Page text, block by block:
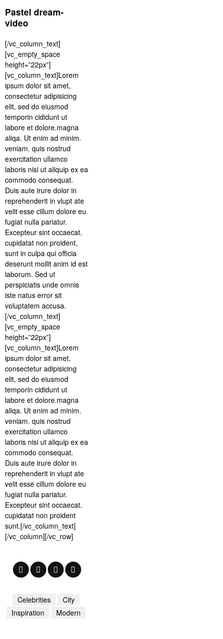
Pastel dream-
video
[/vc_column_text]
[vc_empty_space
height=”22px”]
[vc_column_text]Lorem
ipsum dolor sit amet,
consectetur adipisicing
elit, sed do eiusmod
temporin cididunt ut
labore et dolore.magna
aliqa. Ut enim ad minim.
veniam. quis nostrud
exercitation ullamco
laboris nisi ut aliquip ex ea
commodo consequat.
Duis aute irure dolor in
reprehenderit in vlupt ate
velit esse cillum dolore eu
fugiat nulla pariatur.
Excepteur sint occaecat.
cupidatat non proident,
sunt in culpa qui officia
deserunt mollit anim id est
laborum. Sed ut
perspiciatis unde omnis
iste natus error sit
voluptatem accusa.
[/vc_column_text]
[vc_empty_space
height=”22px”]
[vc_column_text]Lorem
ipsum dolor sit amet,
consectetur adipisicing
elit, sed do eiusmod
temporin cididunt ut
labore et dolore.magna
aliqa. Ut enim ad minim.
veniam. quis nostrud
exercitation ullamco
laboris nisi ut aliquip ex ea
commodo consequat.
Duis aute irure dolor in
reprehenderit in vlupt ate
velit esse cillum dolore eu
fugiat nulla pariatur.
Excepteur sint occaecat.
cupidatat non proident
sunt.[/vc_column_text]
[/vc_column][/vc_row]
Celebrities
City
Inspiration
Modern